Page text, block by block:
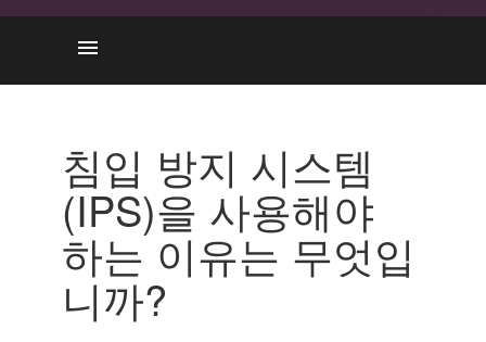
작동하나요?
IDS와 IPS 비교
리소스
침입 방지 시스템
(IPS)을 사용해야
하는 이유는 무엇입
니까?